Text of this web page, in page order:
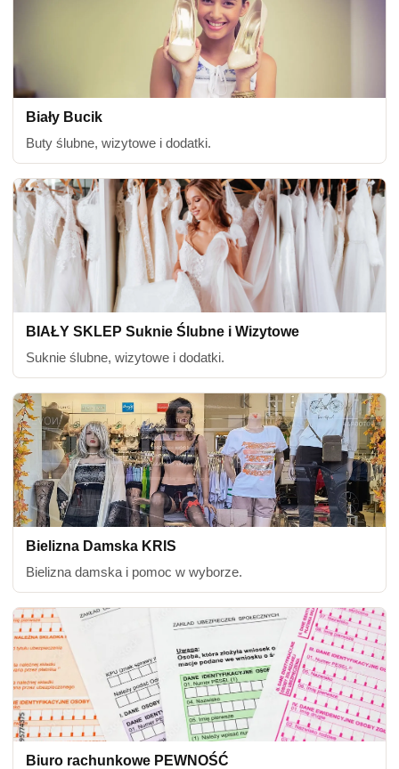
Biały Bucik
Buty ślubne, wizytowe i dodatki.
BIAŁY SKLEP Suknie Ślubne i Wizytowe
Suknie ślubne, wizytowe i dodatki.
Bielizna Damska KRIS
Bielizna damska i pomoc w wyborze.
Biuro rachunkowe PEWNOŚĆ